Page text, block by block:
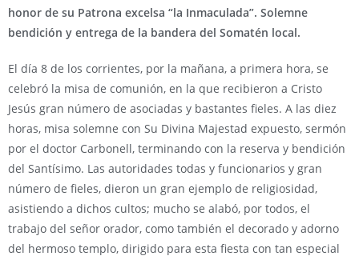
honor de su Patrona excelsa “la Inmaculada”. Solemne
bendición y entrega de la bandera del Somatén local.
El día 8 de los corrientes, por la mañana, a primera hora, se
celebró la misa de comunión, en la que recibieron a Cristo
Jesús gran número de asociadas y bastantes fieles. A las diez
horas, misa solemne con Su Divina Majestad expuesto, sermón
por el doctor Carbonell, terminando con la reserva y bendición
del Santísimo. Las autoridades todas y funcionarios y gran
número de fieles, dieron un gran ejemplo de religiosidad,
asistiendo a dichos cultos; mucho se alabó, por todos, el
trabajo del señor orador, como también el decorado y adorno
del hermoso templo, dirigido para esta fiesta con tan especial